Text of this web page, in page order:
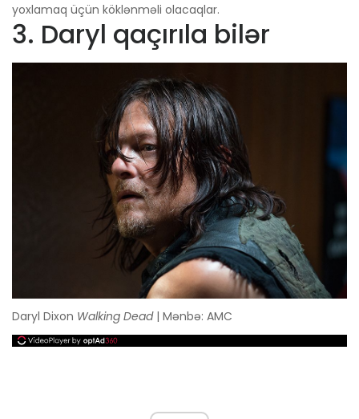
yoxlamaq üçün köklənməli olacaqlar.
3. Daryl qaçırıla bilər
Daryl Dixon Walking Dead| Mənbə: AMC